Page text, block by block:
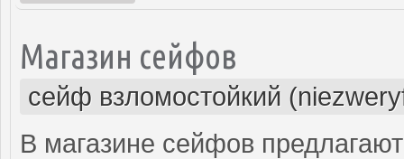
Магазин сейфов
сейф взломостойкий
В магазине сейфов